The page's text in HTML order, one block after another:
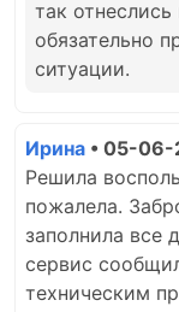
так
обязательно
ситуации.
Ирина • 05-06-
Решила
пожалела.
заполнила все
сервис
техническим